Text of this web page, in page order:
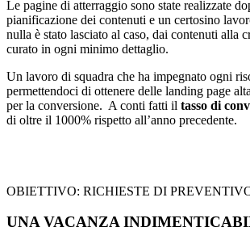
Le pagine di atterraggio sono state realizzate
pianificazione dei contenuti e un certosino
nulla è stato lasciato al caso, dai contenuti alla
curato in ogni minimo dettaglio.
Un lavoro di squadra che ha impegnato ogni
permettendoci di ottenere delle landing page
per la conversione. A conti fatti il tasso di
di oltre il 1000% rispetto all’anno precedente.
OBIETTIVO: RICHIESTE DI
UNA VACANZA